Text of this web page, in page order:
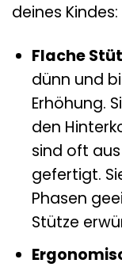
deines Kindes:
Flache
dünn und
Erhöhung.
den
sind oft
gefertigt.
Phasen
Stütze